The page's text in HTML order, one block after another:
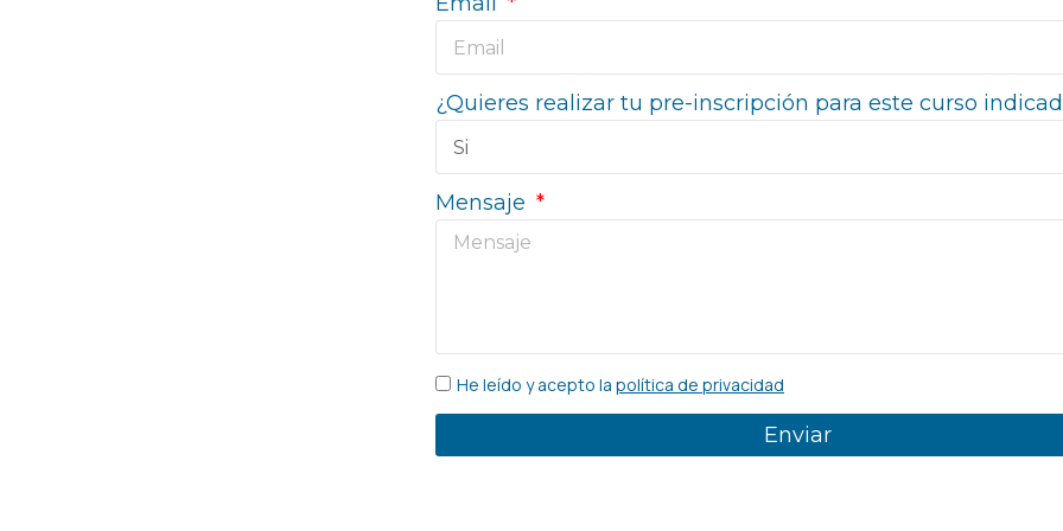
¿Quieres realizar tu pre-inscripción para este curso
Mensaje
He leído y acepto la política de privacidad
Enviar